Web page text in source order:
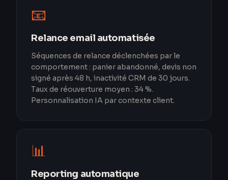
📧
Relance email automatisée
Séquences de relance déclenchées par le
comportement : panier abandonné, devis non
signé après 48 h, inactivité CRM de 30 jours.
Taux de réouverture moyen : 34 %.
Personnalisation IA par contexte client.
📊
Reporting automatique